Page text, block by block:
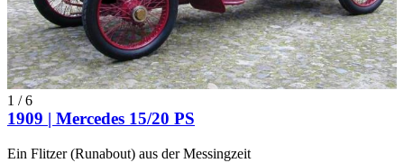
1 /6
1909 | Mercedes 15/20 PS
Ein Flitzer (Runabout) aus der Messingzeit